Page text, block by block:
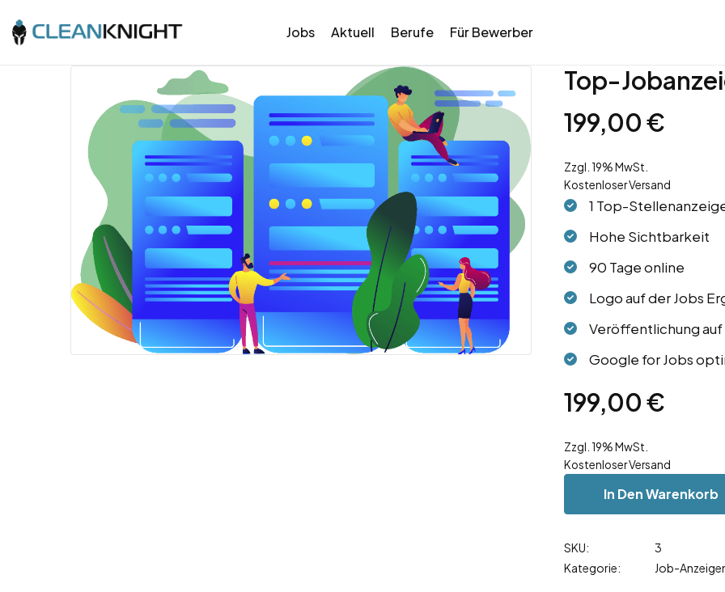
Jobs Aktuell Berufe Für Bewerber
Top-
199,00€
Zzgl. 19% MwSt.
Kostenloser Versand
1 Top-
Hohe Sichtbarkeit
90 Tage online
Logo auf der Jobs
Veröffentlichung
Google for Jobs
199,00€
Zzgl. 19% MwSt.
Kostenloser Versand
In Den Warenkorb
SKU:
3
Kategorie:
Job-